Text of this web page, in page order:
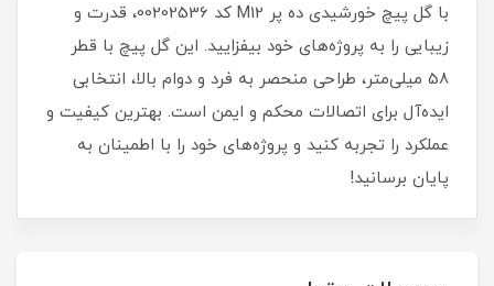
با گل پیچ خورشیدی ده پر M12 کد 00202536، قدرت و
زیبایی را به پروژه‌های خود بیفزایید. این گل پیچ با قطر
58 میلی‌متر، طراحی منحصر به فرد و دوام بالا، انتخابی
ایده‌آل برای اتصالات محکم و ایمن است. بهترین کیفیت و
عملکرد را تجربه کنید و پروژه‌های خود را با اطمینان به
پایان برسانید!